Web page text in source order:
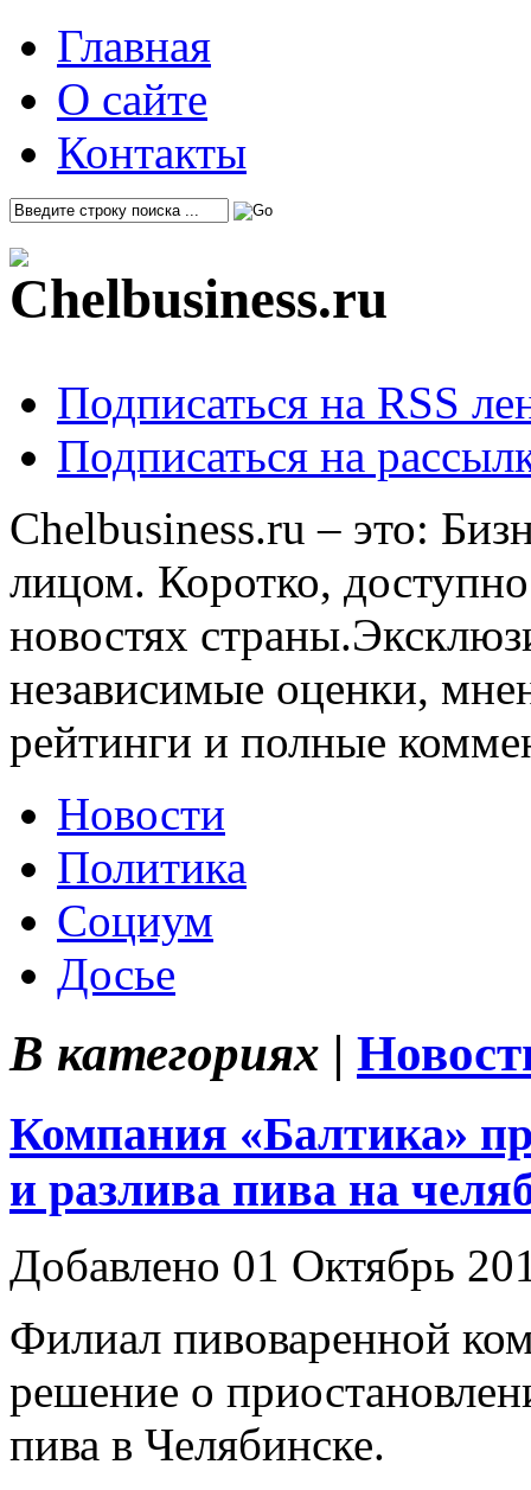
Главная
О сайте
Контакты
Подписаться на RSS
Подписаться на
Chelbusiness.ru – это:
лицом. Коротко,
новостях
независимые оценки,
рейтинги и полные
Новости
Политика
Социум
Досье
В категориях |
Компания «Балтика»
и разлива пива на
Добавлено 01 Октябрь
Филиал пивоваренной
решение о
пива в Челябинске.